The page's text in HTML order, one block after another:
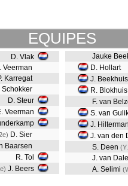
EQUIPES
D. Vlak
Veerman
Karregat
Schokker
D. Steur
Veerman
D. Sier
Baarsen
R. Tol
J. Beers
Jauke
D. Hollart
J. Beekhuis
R. Blokhuis
F. van
S. van
J.
J. van den
S. Deen
J. van
A. Selimi